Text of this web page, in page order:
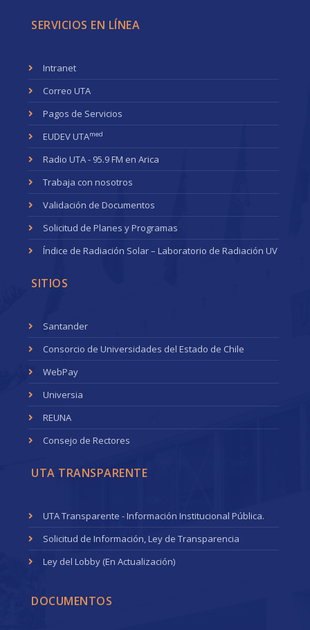
SERVICIOS EN LÍNEA
Intranet
Correo UTA
Pagos de Servicios
EUDEV UTAmed
Radio UTA - 95.9 FM en Arica
Trabaja con nosotros
Validación de Documentos
Solicitud de Planes y Programas
Índice de Radiación Solar – Laboratorio de Radiación UV
SITIOS
Santander
Consorcio de Universidades del Estado de Chile
WebPay
Universia
REUNA
Consejo de Rectores
UTA TRANSPARENTE
UTA Transparente - Información Institucional Pública.
Solicitud de Información, Ley de Transparencia
Ley del Lobby (En Actualización)
DOCUMENTOS